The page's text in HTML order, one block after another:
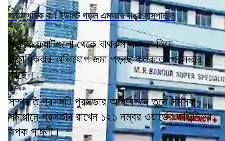
অত্যাধুনিক বার্ণ ইউনিট গড়ল এমআর বাঙুর হাসপাতাল
শহরের ফ্ল্যাটগুলো থেকে বাথরুম সমস্যা নিয়ে
একাধিকবার অভিযোগ জমা পড়ছে কলকাতা পুরসভার
কাছে।
সম্প্রতি প্রসঙ্গটি পুরসভার অধিবেশনে তুলে সমস্যা
সমাধানে প্রস্তাব রাখেন ১২১ নম্বর ওয়ার্ডের কাউন্সিলর
রূপক গাঙ্গুলী।